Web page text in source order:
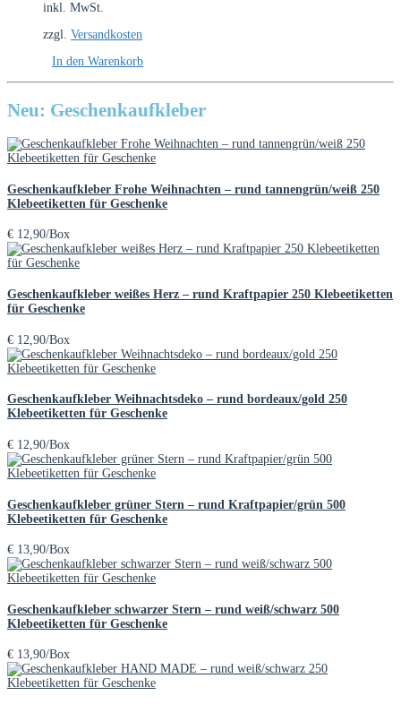
inkl. MwSt.
zzgl. Versandkosten
In den Warenkorb
Neu: Geschenkaufkleber
Geschenkaufkleber Frohe Weihnachten – rund tannengrün/weiß 250
Klebeetiketten für Geschenke
€ 12,90/Box
Geschenkaufkleber weißes Herz – rund Kraftpapier 250 Klebeetiketten
für Geschenke
€ 12,90/Box
Geschenkaufkleber Weihnachtsdeko – rund bordeaux/gold 250
Klebeetiketten für Geschenke
€ 12,90/Box
Geschenkaufkleber grüner Stern – rund Kraftpapier/grün 500
Klebeetiketten für Geschenke
€ 13,90/Box
Geschenkaufkleber schwarzer Stern – rund weiß/schwarz 500
Klebeetiketten für Geschenke
€ 13,90/Box